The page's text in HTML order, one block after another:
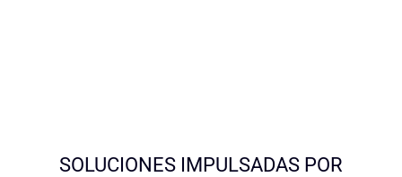
SOLUCIONES IMPULSADAS POR